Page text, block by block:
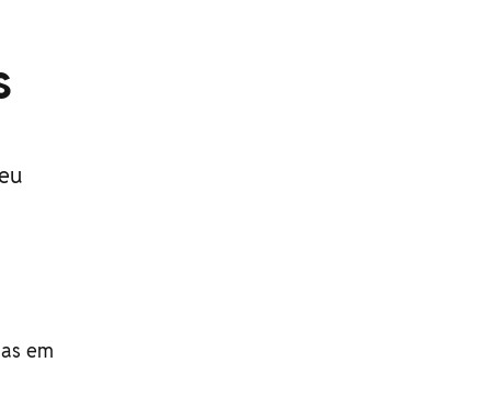
em